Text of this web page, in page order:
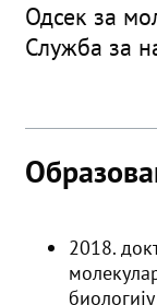
2018.
Одсек за
Служба за